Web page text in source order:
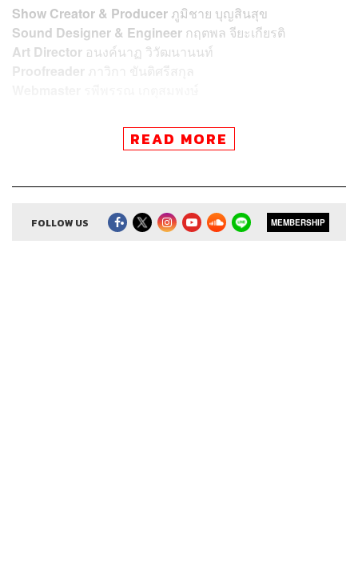
Show Creator & Producer ภูมิชาย บุญสินสุข
Sound Designer & Engineer กฤตพล จียะเกียรติ
Art Director อนงค์นาฏ วิวัฒนานนท์
Proofreader
ภาวิกา ขันติศรีสกุล
TAGS: ภูมิชายบุญสินสุข
พอดแคสต์
ภูมิชาย
bickboon ศัพท์
ศัพท์ภาษาอังกฤษ
READ MORE
FOLLOW US MEMBERSHIP